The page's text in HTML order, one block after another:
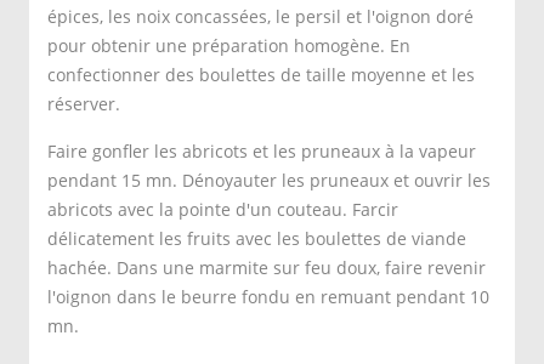
épices, les noix concassées, le persil et l'oignon doré
pour obtenir une préparation homogène. En
confectionner des boulettes de taille moyenne et les
réserver.
Faire gonfler les abricots et les pruneaux à la vapeur
pendant 15 mn. Dénoyauter les pruneaux et ouvrir les
abricots avec la pointe d'un couteau. Farcir
délicatement les fruits avec les boulettes de viande
hachée. Dans une marmite sur feu doux, faire revenir
l'oignon dans le beurre fondu en remuant pendant 10
mn.